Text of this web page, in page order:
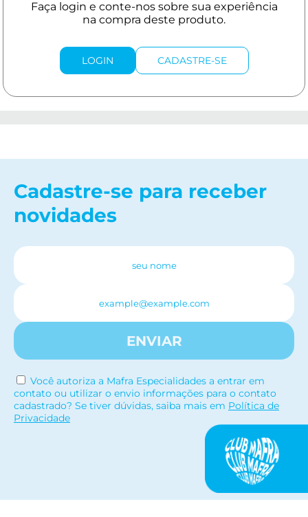
LOGIN CADASTRE-SE
Cadastre-se para receber
novidades
ENVIAR
Você autoriza a Mafra Especialidades a entrar em
contato ou utilizar o envio informações para o contato
cadastrado? Se tiver dúvidas, saiba mais em Política de
Privacidade